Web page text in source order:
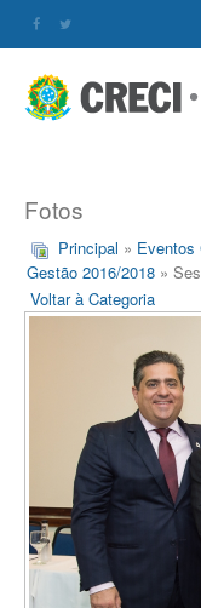
Fotos
Principal » Eventos
Gestão 2016/2018 »
Voltar à Categoria